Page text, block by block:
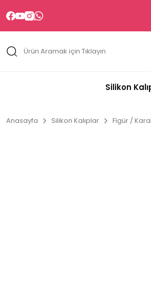
Silikon
Anasayfa Silikon Kalıplar Figür /